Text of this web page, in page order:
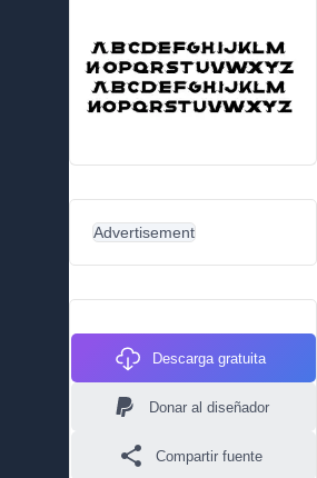
Advertisement
Descarga gratuita
Donar al diseñador
Compartir fuente